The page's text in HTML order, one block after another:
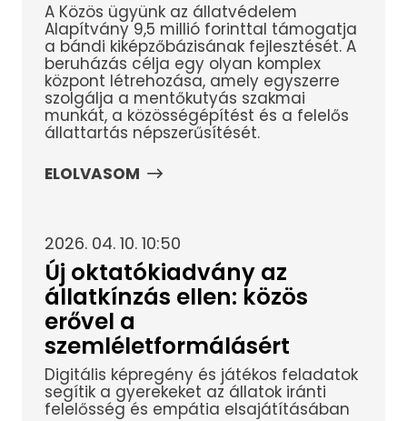
A Közös ügyünk az állatvédelem
Alapítvány 9,5 millió forinttal támogatja
a bándi kiképzőbázisának fejlesztését. A
beruházás célja egy olyan komplex
központ létrehozása, amely egyszerre
szolgálja a mentőkutyás szakmai
munkát, a közösségépítést és a felelős
állattartás népszerűsítését.
ELOLVASOM
2026. 04. 10. 10:50
Új oktatókiadvány az
állatkínzás ellen: közös
erővel a
szemléletformálásért
Digitális képregény és játékos feladatok
segítik a gyerekeket az állatok iránti
felelősség és empátia elsajátításában